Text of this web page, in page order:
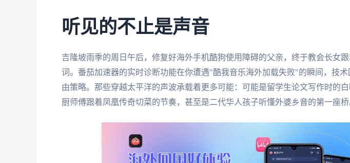
听见的不止是声音
吉隆坡雨季的周日午后，修复好海外手机酷狗使用障碍的父亲，终于教会长女
词。番茄加速器的实时诊断功能在你遭遇"酷我音乐海外加载失败"的瞬间，技
由策略。那些穿越太平洋的声波承载着更多可能：可能是留学生论文写作时的
厨师傅跟着凤凰传奇切菜的节奏，甚至是二代华人孩子听懂外婆乡音的第一座桥